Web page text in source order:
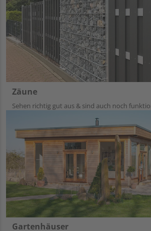
Zäune
Sehen richtig gut aus & sind auch noch
Gartenhäuser